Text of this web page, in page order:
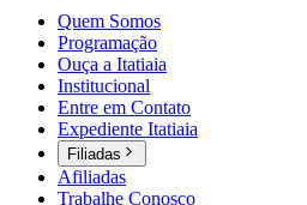
Quem Somos
Programação
Ouça a Itatiaia
Institucional
Entre em Contato
Expediente Itatiaia
Filiadas
Afiliadas
Trabalhe Conosco